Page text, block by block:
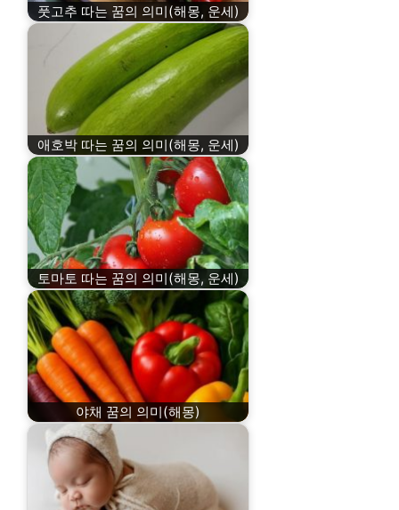
풋고추 따는 꿈의 의미(해몽, 운세)
애호박 따는 꿈의 의미(해몽, 운세)
토마토 따는 꿈의 의미(해몽, 운세)
야채 꿈의 의미(해몽)